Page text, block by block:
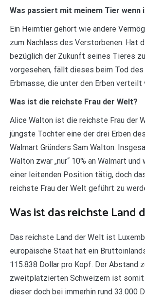
Was passiert mit meinem Tier wenn
Ein Heimtier gehört wie andere
zum Nachlass des Verstorbenen. Hat
bezüglich der Zukunft seines Tieres
vorgesehen, fällt dieses beim Tod
Erbmasse, die unter den Erben verteilt
Was ist die reichste Frau der Welt?
Alice Walton ist die reichste Frau der
jüngste Tochter eine der drei Erben
Walmart Gründers Sam Walton.
Walton zwar „nur“ 10% an Walmart
einer leitenden Position tätig, doch
reichste Frau der Welt geführt zu
Was ist das reichste Land
Das reichste Land der Welt ist
europäische Staat hat ein
115.838 Dollar pro Kopf. Der Abstand
zweitplatzierten Schweizern ist somit
dieser doch bei immerhin rund 33.000